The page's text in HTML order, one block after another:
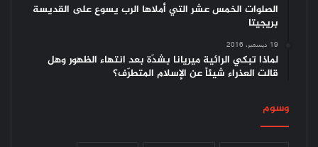
الصلوات الخمس عشر التي أملاها الرب يسوع على القديسة
بريجيتا
19 ديسمبر، 2016
لماذا تبكي الرائية ميريانا بشدّة بعد انتهاء الظهور وهل
قالت العذراء شيئاً عن الإسلام المتطرّف؟
وسوم